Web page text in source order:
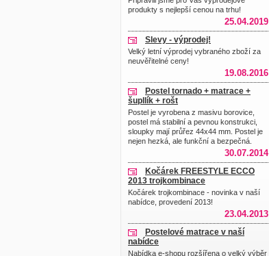
produkty s nejlepší cenou na trhu!
25.04.2019
Slevy - výprodej!
Velký letní výprodej vybraného zboží za
neuvěřitelné ceny!
19.08.2016
Postel tornado + matrace +
šupllík + rošt
Postel je vyrobena z masivu borovice,
postel má stabilní a pevnou konstrukci,
sloupky mají průřez 44x44 mm. Postel je
nejen hezká, ale funkční a bezpečná.
30.07.2014
Kočárek FREESTYLE ECCO
2013 trojkombinace
Kočárek trojkombinace - novinka v naší
nabídce, provedení 2013!
23.04.2013
Postelové matrace v naší
nabídce
Nabídka e-shopu rozšířena o velký výběr